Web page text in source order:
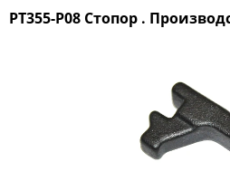
PT355-P08 Стопор .